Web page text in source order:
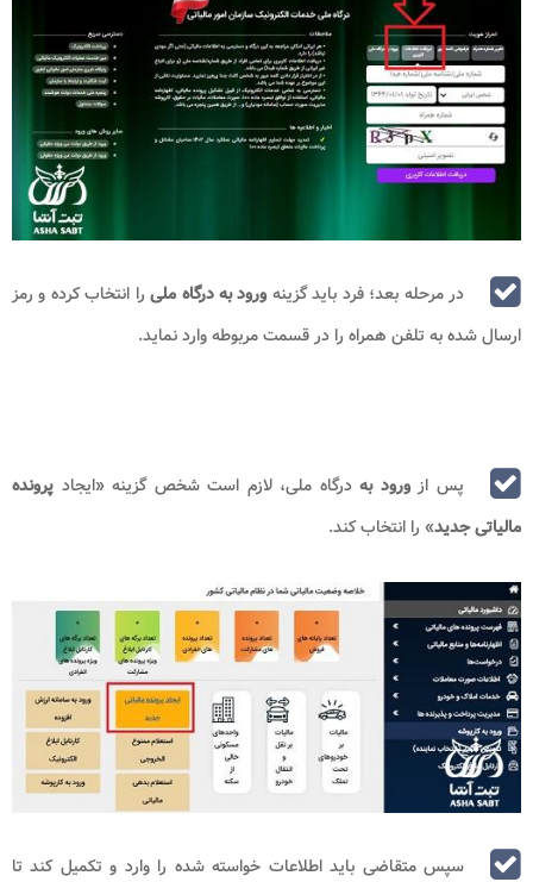
در مرحله بعد؛ فرد باید گزینه ورود به درگاه ملیرا انتخاب کرده و رمز
ارسال شده به تلفن همراه را در قسمت مربوطه وارد نماید.
پس ازورود بهدرگاه ملی، لازم است شخص گزینه «ایجاد پرونده
مالیاتی جدید» را انتخاب کند.
سپس متقاضی باید اطلاعات خواسته شده را وارد و تکمیل کند تا